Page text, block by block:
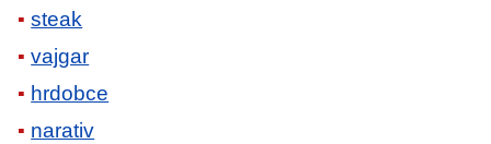
steak
vajgar
hrdobce
narativ